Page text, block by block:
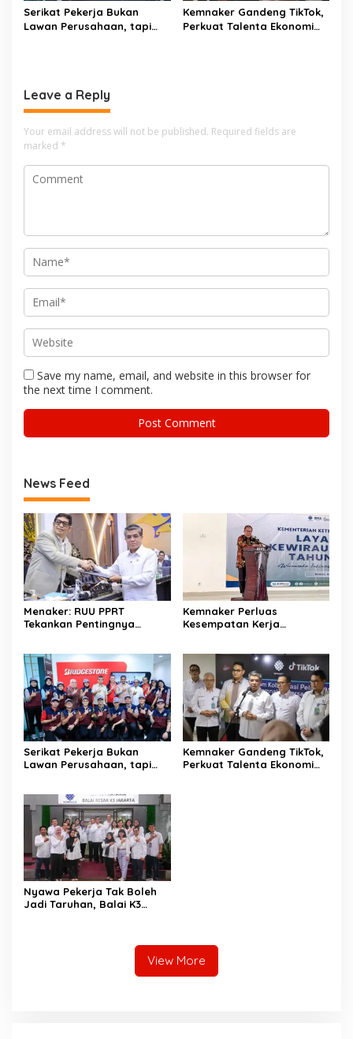
Serikat Pekerja Bukan
Lawan Perusahaan, tapi
Kemnaker Gandeng TikTok,
Perkuat Talenta Ekonomi
Leave a Reply
Your email address will not be published. Required fields are
marked *
Save my name, email, and website in this browser for
the next time I comment.
News Feed
Menaker: RUU PPRT
Tekankan Pentingnya
Kemnaker Perluas
Kesempatan Kerja
Serikat Pekerja Bukan
Lawan Perusahaan, tapi
Kemnaker Gandeng TikTok,
Perkuat Talenta Ekonomi
Nyawa Pekerja Tak Boleh
Jadi Taruhan, Balai K3
View More